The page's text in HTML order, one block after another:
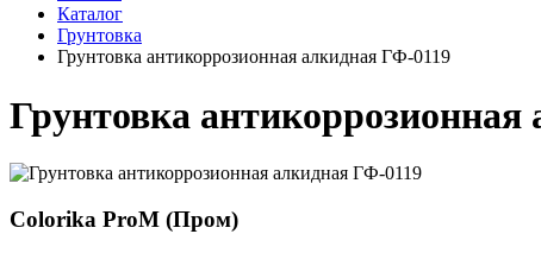
Каталог
Грунтовка
Грунтовка антикоррозионная алкидная ГФ-0119
Грунтовка
Colorika ProM (Пром)